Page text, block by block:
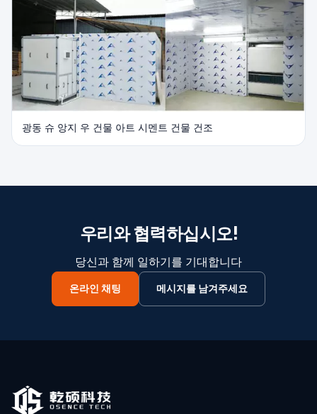
광동 슈 앙지 우 건물 아트 시멘트 건물 건조
우리와 협력하십시오!
당신과 함께 일하기를 기대합니다
온라인 채팅 메시지를 남겨주세요